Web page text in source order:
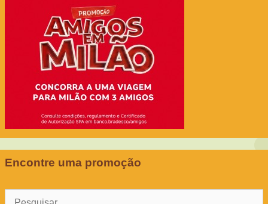
Encontre uma promoção
Pesquisar